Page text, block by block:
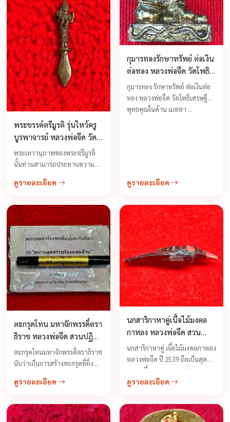
พระขรรค์ตรีมูรติ รุ่นไหว้ครู
บูรพาจารย์ หลวงพ่อจืด วัด
โพธิเศรษฐี จ.นครปฐม ปี
2549
พระเทวานุภาพของพระตรีมูรติ
นั้นท่านสามารถประทานความ
พรให้เราสมหวังได้ทุกประการไม่
ชีวิต การงาน หรือแม้แต่กระทั่งใน
เรื่องความรัก
ดูรายละเอียด
กุมารทองรักษาทรัพย์ ต่อเงิน
ต่อทอง หลวงพ่อจืด วัดโพธิ
เศรษฐี ปี 2544
กุมารทอง รักษาทรัพย์ ต่อเงินต่อ
ทอง หลวงพ่อจืด วัดโพธิเศรษฐี
พุทธคุณในด้าน เมตตา ...
ดูรายละเอียด
ตะกรุดโทน มหาจักพรรดิ์ตรา
ธิราช หลวงพ่อจืด สวนปฏิบัติ
ธรรมโพธิเศรษฐี
ตะกรุดโทนมหาจักพรรดิ์ตราธิราช
นับว่าเป็นการสร้างตะกรุดที่ยิ่ง
สร้างตะกรุดใดๆทั้งปวง ลูกศิษย์
พลาด หลวงพ่อจืดท่านได้ลง
อักขระเลขยันต์ด้วยมือของท่าน
ดูรายละเอียด
นกสาริกาหาคู่เนื้อไม้มงคล
กาหลง หลวงพ่อจืด สวน
ปฏิบัติธรรมโพธิเศรษฐี ปี
2539
นกสาริกาหาคู่ เนื้อไม้มงคลกาหลง
หลวงพ่อจืด ปี 2539 ถือเป็นสุด
ยอดเครื่องรางมหาเมตตามหา
นิยม เสน่ห์ ...
ดูรายละเอียด